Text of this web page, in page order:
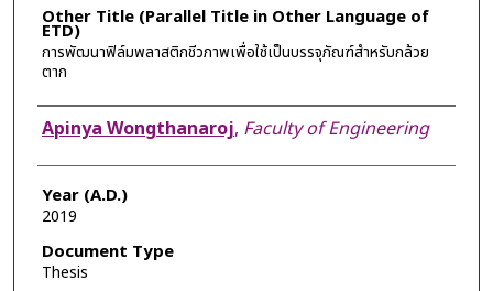
Other Title (Parallel Title in Other Language of
ETD)
การพัฒนาฟิล์มพลาสติกชีวภาพเพื่อใช้เป็นบรรจุภัณฑ์สำหรับกล้วย
ตาก
Author
Apinya Wongthanaroj, Faculty of Engineering
Year (A.D.)
2019
Document Type
Thesis